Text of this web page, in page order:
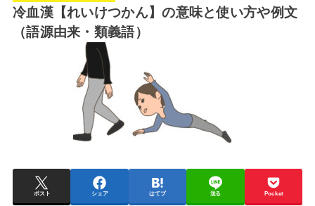
冷血漢【れいけつかん】の意味と使い方や例文
（語源由来・類義語）
ポスト シェア はてブ 送る Pocket